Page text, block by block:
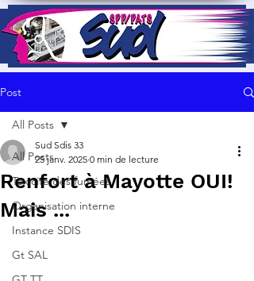
Post
All Posts
Toxicité des fumées
Organisation interne
Instance SDIS
Gt SAL
All Posts
Renfort à Mayotte OUI!
Mais ...
Sud Sdis 33
25 janv. 2025 0 min de lecture